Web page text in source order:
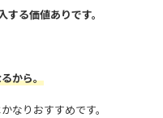
る価値ありです。
から。
なりおすすめです。